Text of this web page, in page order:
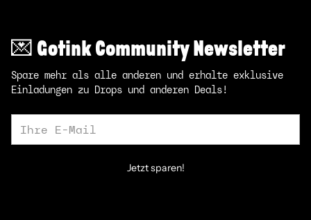
💌 Gotink Community Newsletter
Spare mehr als alle anderen und erhalte exklusive
Einladungen zu Drops und anderen Deals!
E-
Jetzt sparen!